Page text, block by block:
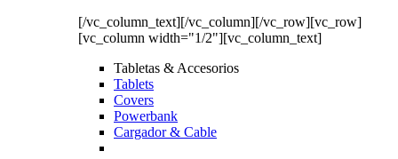
[/vc_column_text][/vc_column][/vc_row][vc_row]
[vc_column width="1/2"][vc_column_text]
Tabletas & Accesorios
Tablets
Covers
Powerbank
Cargador & Cable